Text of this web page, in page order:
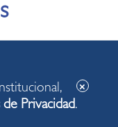
de Privacidad.